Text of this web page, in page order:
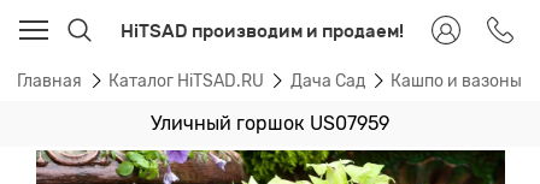
HiTSAD производим и продаем!
Главная Каталог HiTSAD.RU Дача Сад Кашпо и вазоны
Уличный горшок US07959